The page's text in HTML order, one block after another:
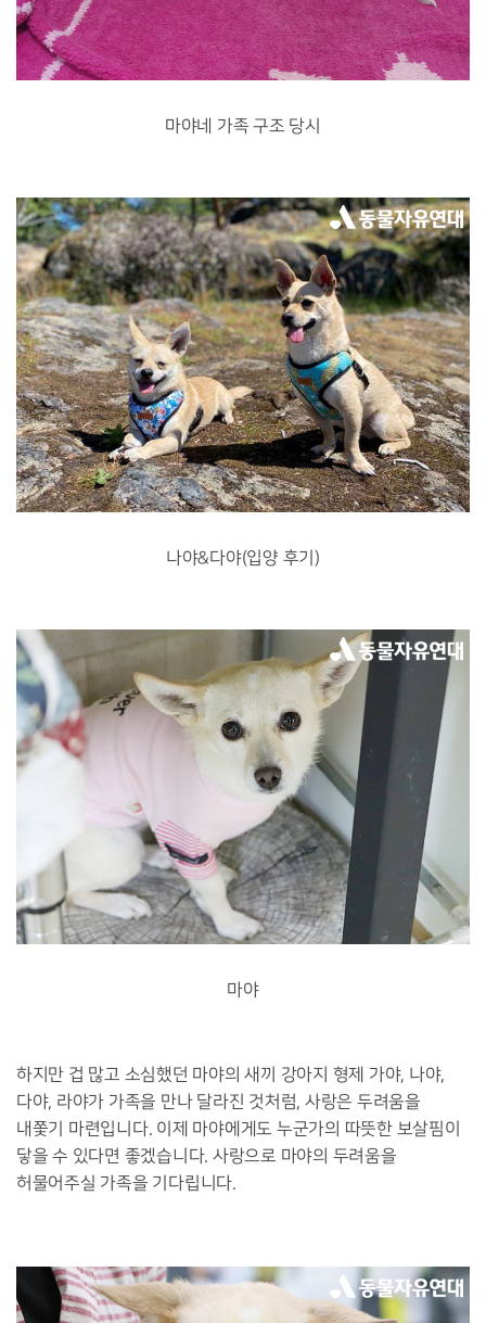
마야네 가족 구조 당시
나야&다야(입양 후기)
마야
하지만 겁 많고 소심했던 마야의 새끼 강아지 형제 가야, 나야,
다야, 라야가 가족을 만나 달라진 것처럼, 사랑은 두려움을
내쫓기 마련입니다. 이제 마야에게도 누군가의 따뜻한 보살핌이
닿을 수 있다면 좋겠습니다. 사랑으로 마야의 두려움을
허물어주실 가족을 기다립니다.